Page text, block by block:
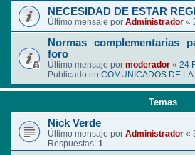
NECESIDAD DE ESTAR
Último mensaje por Administrador «
Normas complementarias
foro
Último mensaje por moderador « 24
Publicado en COMUNICADOS DE
Temas
Nick Verde
Último mensaje por Administrador «
Respuestas: 1